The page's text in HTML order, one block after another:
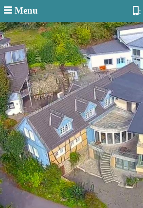
Menu :